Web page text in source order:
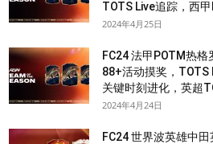
TOTS Live追踪，西
2024年4月25日
FC24 法甲POTM热格
88+活动摸奖，TOTS
关键时刻进化，英超
2024年4月24日
FC24 世界波英雄中